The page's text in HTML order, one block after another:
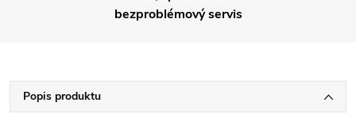
bezproblémový servis
Popis produktu